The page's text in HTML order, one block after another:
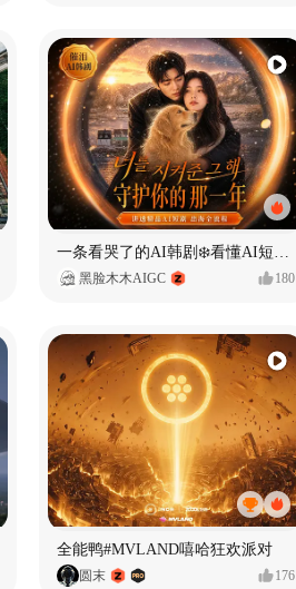
一条看哭了的AI韩剧❄️看懂AI短剧出海全流程
黑脸木木AIGC 180
全能鸭#MVLAND嘻哈狂欢派对
圆末 176